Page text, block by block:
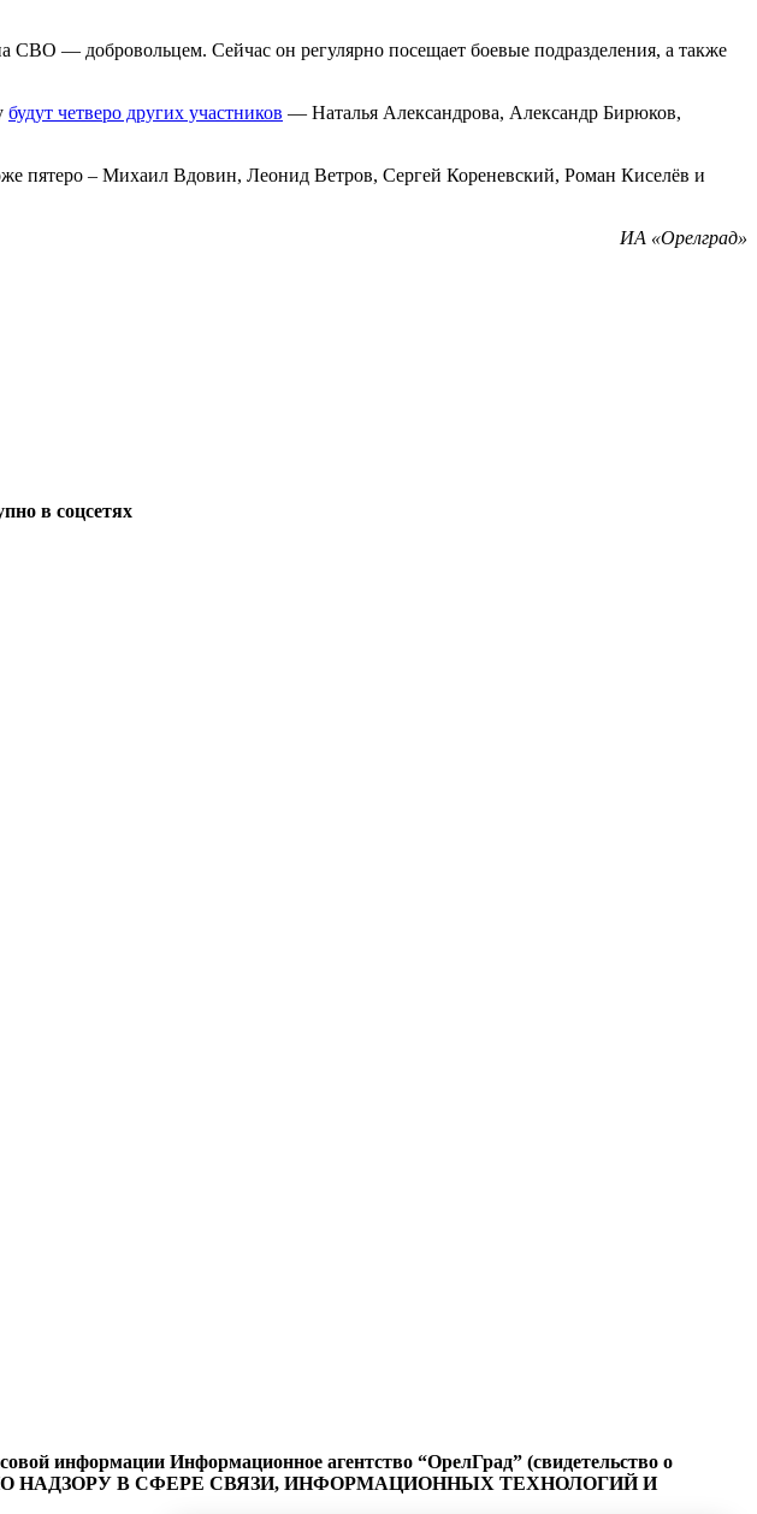
СВО — добровольцем. Сейчас он регулярно посещает боевые подразделения, а также
будут четверо других участников — Наталья Александрова, Александр Бирюков,
пятеро – Михаил Вдовин, Леонид Ветров, Сергей Кореневский, Роман Киселёв и
ИА «Орелград»
в соцсетях
информации Информационное агентство “ОрелГрад” (свидетельство о
ПО НАДЗОРУ В СФЕРЕ СВЯЗИ, ИНФОРМАЦИОННЫХ ТЕХНОЛОГИЙ И